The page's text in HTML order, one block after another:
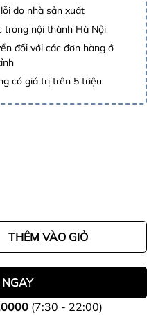
do nhà sản xuất
trong nội thành Hà Nội
đối với các đơn hàng ở
có giá trị trên 5 triệu
THÊM VÀO GIỎ
(7:30 - 22:00)